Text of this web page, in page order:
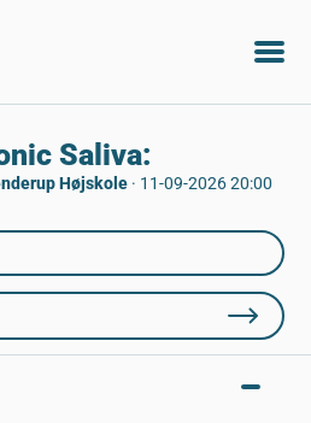
Saliva:
Højskole · 11-09-2026 20:00